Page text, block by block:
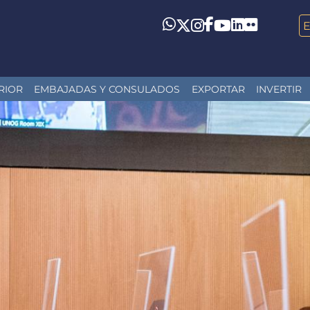
Whatsapp
Twitter
Instagram
Facebook
YouTube
LinkedIn
Flickr
EMBAJADAS Y CONSULADOS EXPORTAR INVERTIR